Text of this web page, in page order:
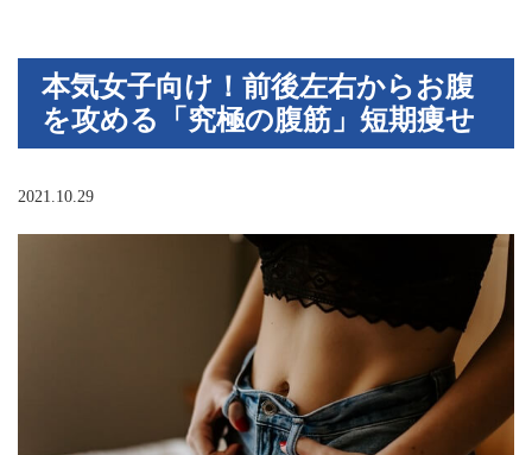
本気女子向け！前後左右からお腹
を攻める「究極の腹筋」短期痩せ
2021.10.29